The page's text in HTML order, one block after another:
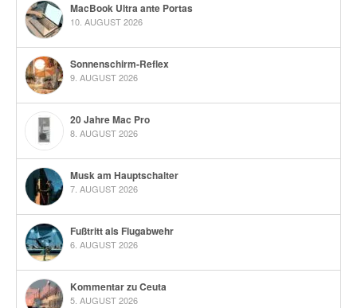
MacBook Ultra ante Portas
10. AUGUST 2026
Sonnenschirm-Reflex
9. AUGUST 2026
20 Jahre Mac Pro
8. AUGUST 2026
Musk am Hauptschalter
7. AUGUST 2026
Fußtritt als Flugabwehr
6. AUGUST 2026
Kommentar zu Ceuta
5. AUGUST 2026